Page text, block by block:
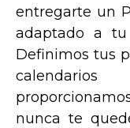
entregarte un
adaptado a
Definimos tus
nunca te